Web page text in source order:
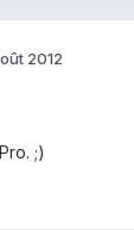
2012
;)